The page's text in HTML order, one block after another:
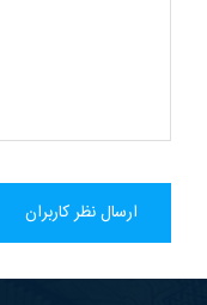
ارسال نظر کاربران